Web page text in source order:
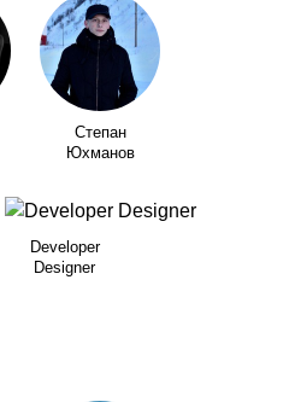
Степан
Юхманов
Developer
Designer